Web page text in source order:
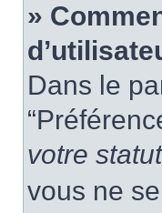
»
Dans le
votre
vous ne